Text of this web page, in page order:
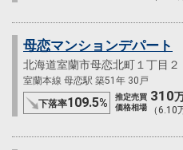
母恋マンションデパート
北海道室蘭市母恋北町１丁目２
室蘭本線 母恋駅 築51年 30戸
下落率109.5%
推定売買
価格相場
310
（6.10